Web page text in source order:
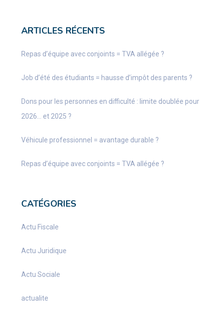
ARTICLES RÉCENTS
Repas d’équipe avec conjoints = TVA allégée ?
Job d’été des étudiants = hausse d’impôt des parents ?
Dons pour les personnes en difficulté : limite doublée pour
2026… et 2025 ?
Véhicule professionnel = avantage durable ?
Repas d’équipe avec conjoints = TVA allégée ?
CATÉGORIES
Actu Fiscale
Actu Juridique
Actu Sociale
actualite